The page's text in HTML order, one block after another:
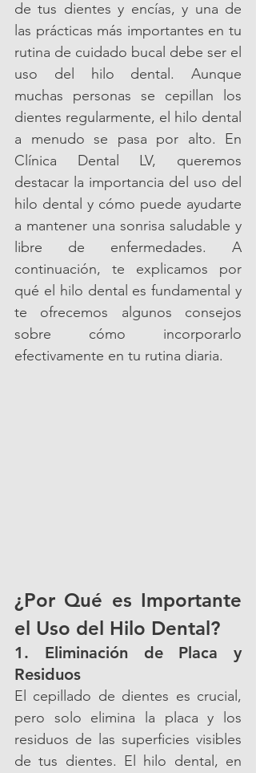
de tus dientes y encías, y una de
las prácticas más importantes en tu
rutina de cuidado bucal debe ser el
uso del hilo dental. Aunque
muchas personas se cepillan los
dientes regularmente, el hilo dental
a menudo se pasa por alto. En
Clínica Dental LV, queremos
destacar la importancia del uso del
hilo dental y cómo puede ayudarte
a mantener una sonrisa saludable y
libre de enfermedades. A
continuación, te explicamos por
qué el hilo dental es fundamental y
te ofrecemos algunos consejos
sobre cómo incorporarlo
efectivamente en tu rutina diaria.
¿Por Qué es Importante
el Uso del Hilo Dental?
1. Eliminación de Placa y
Residuos
El cepillado de dientes es crucial,
pero solo elimina la placa y los
residuos de las superficies visibles
de tus dientes. El hilo dental, en